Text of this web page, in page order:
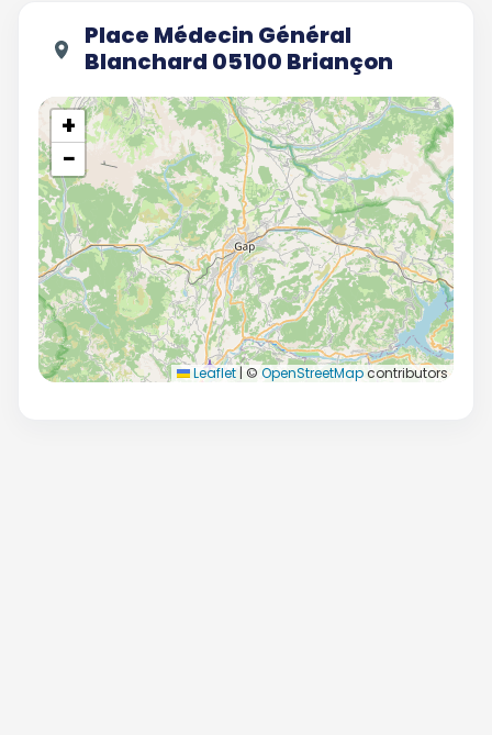
Place Médecin Général
Blanchard 05100 Briançon
+
−
Leaflet | © OpenStreetMapcontributors